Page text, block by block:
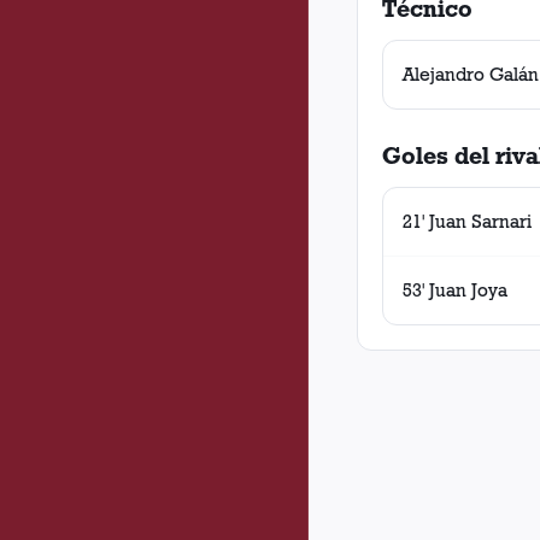
Técnico
Alejandro Galán
Goles del
21' Juan Sarnari
53' Juan Joya